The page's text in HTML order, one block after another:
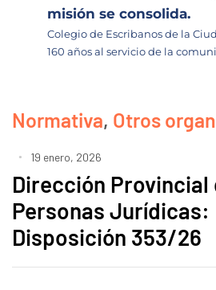
misión se consolida.
Colegio de Escribanos de la
160 años al servicio de la
Normativa, Otros
19 enero, 2026
Dirección Provincial
Personas Jurídicas:
Disposición 353/26